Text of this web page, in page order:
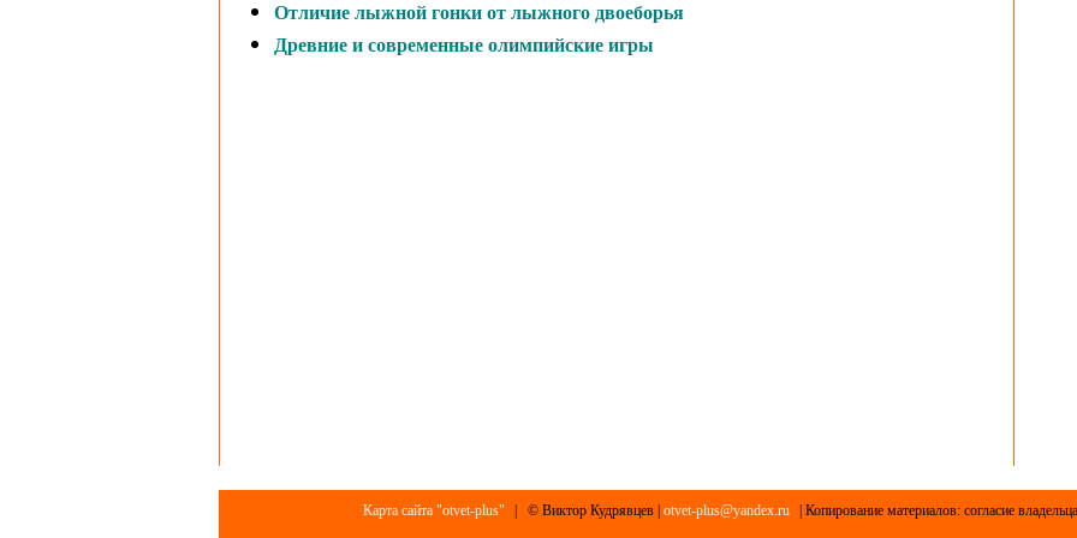
Отличие лыжной гонки от лыжного двоеборья
Древние и современные олимпийские игры
Карта сайта "otvet-plus" | © Виктор Кудрявцев | otvet-plus@yandex.ru | Копирование материалов: согласие